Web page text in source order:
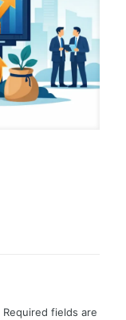
Required fields are